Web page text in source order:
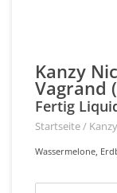
Kanzy
Vagrand
Fertig
Startseite/
Wassermelone,